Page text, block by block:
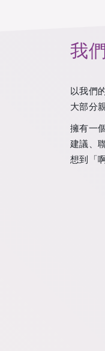
我
以我們
大部分
擁有一
建議、
想到「